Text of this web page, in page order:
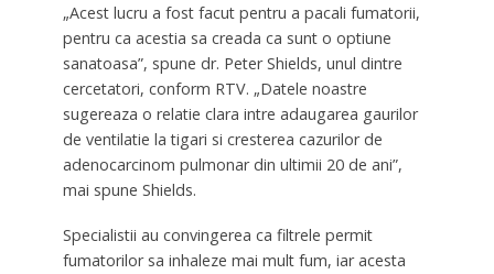
„Acest lucru a fost facut pentru a pacali fumatorii,
pentru ca acestia sa creada ca sunt o optiune
sanatoasa”, spune dr. Peter Shields, unul dintre
cercetatori, conform RTV. „Datele noastre
sugereaza o relatie clara intre adaugarea gaurilor
de ventilatie la tigari si cresterea cazurilor de
adenocarcinom pulmonar din ultimii 20 de ani”,
mai spune Shields.
Specialistii au convingerea ca filtrele permit
fumatorilor sa inhaleze mai mult fum, iar acesta